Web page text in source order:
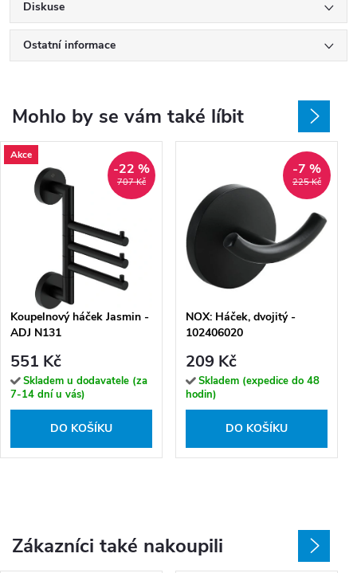
Diskuse
Ostatní informace
Mohlo by se vám také líbit
707 Kč
-22 %
Akce
Koupelnový háček Jasmin -
ADJ N131
551 Kč
Skladem u dodavatele (za
7-14 dní u vás)
DO KOŠÍKU
225 Kč
-7 %
NOX: Háček, dvojitý -
102406020
209 Kč
Skladem (expedice do 48
hodin)
DO KOŠÍKU
Zákazníci také nakoupili